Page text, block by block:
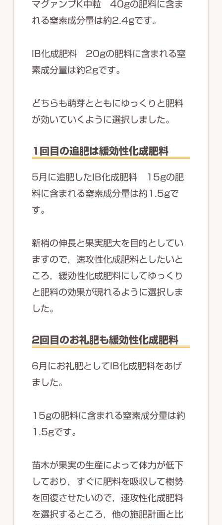
マグァンプK中粒 40gの肥料に含ま
れる窒素成分量は約2.4gです。
IB化成肥料 20gの肥料に含まれる窒
素成分量は約2gです。
どちらも萌芽とともにゆっくりと肥料
が効いていくように選択しました。
1回目の追肥は緩効性化成肥料
5月に追肥したIB化成肥料 15gの肥
料に含まれる窒素成分量は約1.5gで
す。
新梢の伸長と果実肥大を目的としてい
ますので，速攻性化成肥料としたいと
ころ，緩効性化成肥料にしてゆっくり
と肥料の効果が現れるように選択しま
した。
2回目のお礼肥も緩効性化成肥料
6月にお礼肥としてIB化成肥料をあげ
ました。
15gの肥料に含まれる窒素成分量は約
1.5gです。
苗木が果実の生産によって体力が低下
しており，すぐに肥料を吸収して樹勢
を回復させたいので，速攻性化成肥料
を選択するところ，他の施肥計画と比